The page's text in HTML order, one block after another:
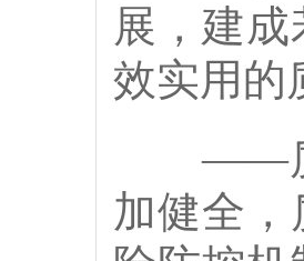
展，建
效实用的
——质
加健全